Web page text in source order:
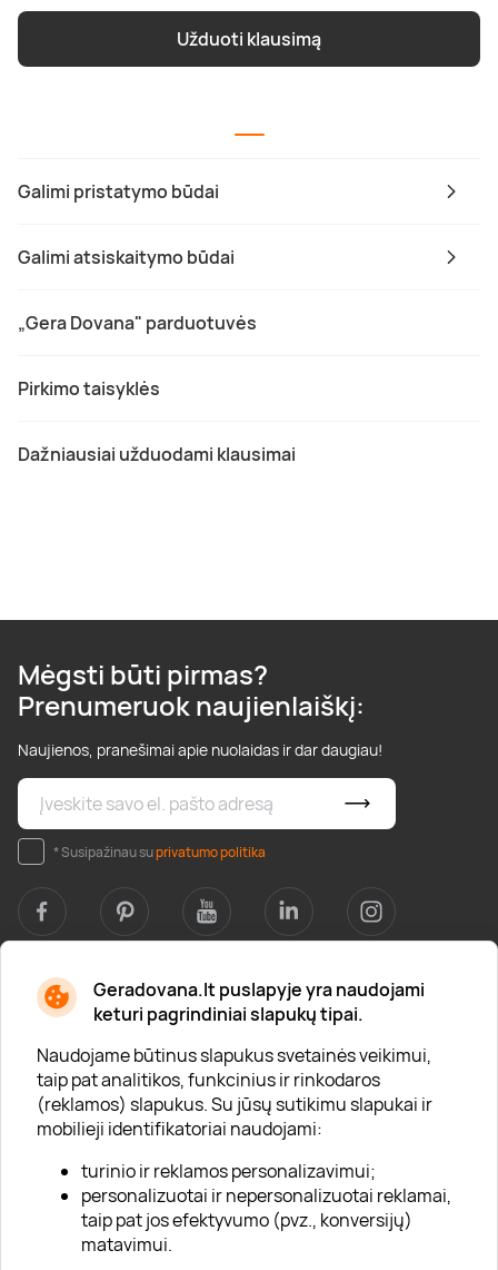
Geradovana.lt puslapyje yra naudojami
keturi pagrindiniai slapukų tipai.
Naudojame būtinus slapukus svetainės veikimui,
taip pat analitikos, funkcinius ir rinkodaros
(reklamos) slapukus. Su jūsų sutikimu slapukai ir
mobilieji identifikatoriai naudojami:
turinio ir reklamos personalizavimui;
personalizuotai ir nepersonalizuotai reklamai,
taip pat jos efektyvumo (pvz., konversijų)
matavimui.
Galimi pristatymo būdai
Galimi atsiskaitymo būdai
„Gera Dovana" parduotuvės
Pirkimo taisyklės
Dažniausiai užduodami klausimai
Užduoti klausimą
Mėgsti būti pirmas?
Prenumeruok naujienlaiškį:
Naujienos, pranešimai apie nuolaidas ir dar daugiau!
* Susipažinau suprivatumo politika
Apie mus
Apie „Gera Dovana“
Lojalumo klubas
Karjera
Visi partneriai
Kontaktai
Tinklaraštis